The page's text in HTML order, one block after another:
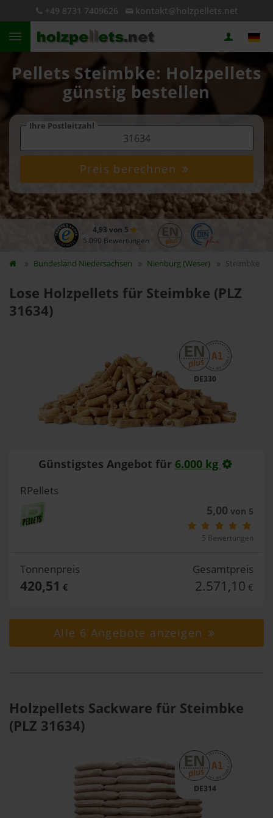
+49 8731 7409626 kontakt@holzpellets.net
Pellets Steimbke: Holzpellets
günstig bestellen
Ihre Postleitzahl
Preis berechnen
4,93 von 5
5.090 Bewertungen
Bundesland Niedersachsen Nienburg (Weser) Steimbke
Lose Holzpellets für Steimbke (PLZ
31634)
DE330
Günstigstes Angebot für 6.000 kg
RPellets
5,00 von 5
5 Bewertungen
Tonnenpreis
420,51 €
Gesamtpreis
2.571,10 €
Alle 6 Angebote anzeigen
Holzpellets Sackware für Steimbke
(PLZ 31634)
DE314